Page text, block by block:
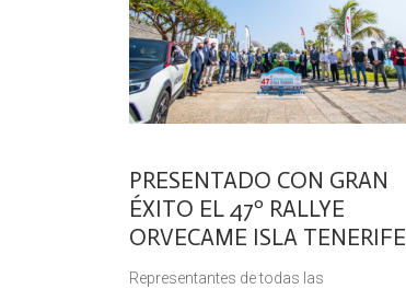
PRESENTADO CON GRAN
ÉXITO EL 47º RALLYE
ORVECAME ISLA TENERIFE
Representantes de todas las